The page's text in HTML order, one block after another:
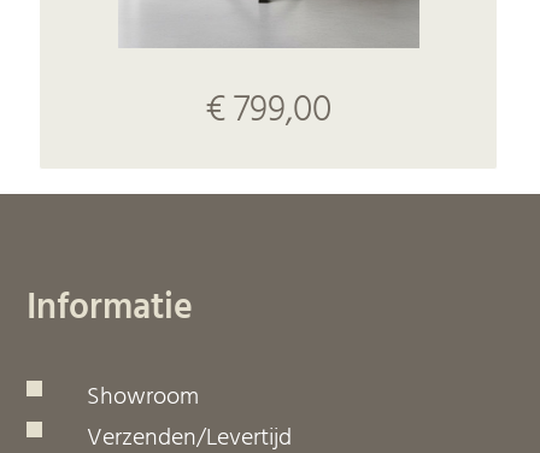
€ 799,00
Informatie
Showroom
Verzenden/Levertijd